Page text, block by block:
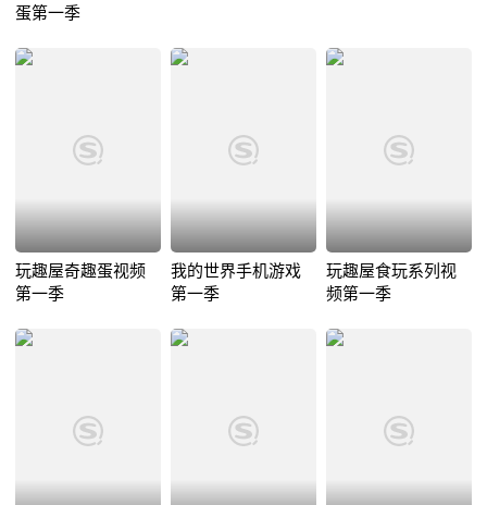
蛋第一季
玩趣屋奇趣蛋视频
第一季
我的世界手机游戏
第一季
玩趣屋食玩系列视
频第一季